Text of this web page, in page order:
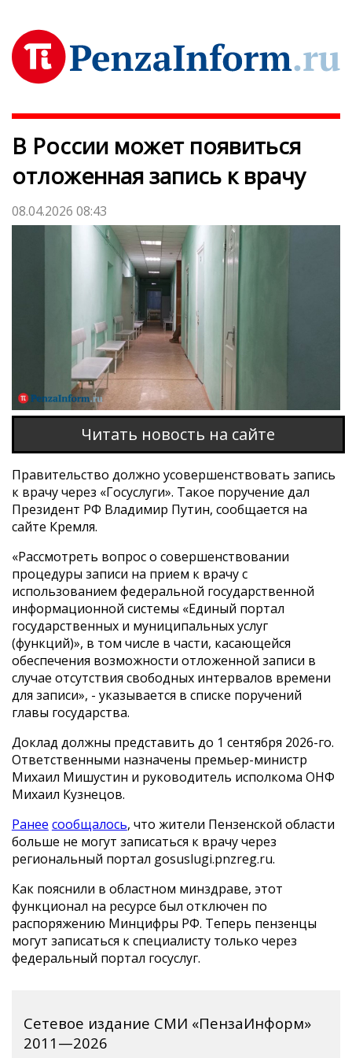
В России может появиться
отложенная запись к врачу
08.04.2026 08:43
Читать новость на сайте
Правительство должно усовершенствовать запись
к врачу через «Госуслуги». Такое поручение дал
Президент РФ Владимир Путин, сообщается на
сайте Кремля.
«Рассмотреть вопрос о совершенствовании
процедуры записи на прием к врачу с
использованием федеральной государственной
информационной системы «Единый портал
государственных и муниципальных услуг
(функций)», в том числе в части, касающейся
обеспечения возможности отложенной записи в
случае отсутствия свободных интервалов времени
для записи», - указывается в списке поручений
главы государства.
Доклад должны представить до 1 сентября 2026-го.
Ответственными назначены премьер-министр
Михаил Мишустин и руководитель исполкома ОНФ
Михаил Кузнецов.
Ранее сообщалось, что жители Пензенской области
больше не могут записаться к врачу через
региональный портал gosuslugi.pnzreg.ru.
Как пояснили в областном минздраве, этот
функционал на ресурсе был отключен по
распоряжению Минцифры РФ. Теперь пензенцы
могут записаться к специалисту только через
федеральный портал госуслуг.
Сетевое издание СМИ «ПензаИнформ»
2011—2026